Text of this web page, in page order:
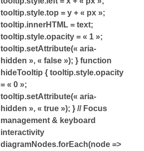
tooltip.style.top = y + « px »;
tooltip.innerHTML = text;
tooltip.style.opacity = « 1 »;
tooltip.setAttribute(« aria-
hidden », « false »); } function
hideTooltip { tooltip.style.opacity
= « 0 »;
tooltip.setAttribute(« aria-
hidden », « true »); } // Focus
management & keyboard
interactivity
diagramNodes.forEach(node =>